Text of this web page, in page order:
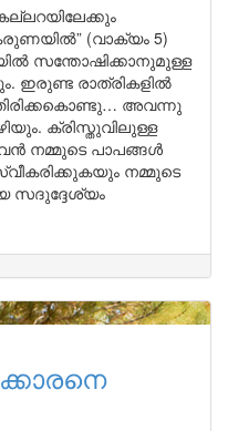
(വാക്യം 5)
സന്തോഷിക്കാനുമുള്ള
ഇരുണ്ട രാത്രികളിൽ
അവന്നു
ക്രിസ്തുവിലുള്ള
നമ്മുടെ പാപങ്ങൾ
സ്വീകരിക്കുകയും നമ്മുടെ
സദുദ്ദേശ്യം